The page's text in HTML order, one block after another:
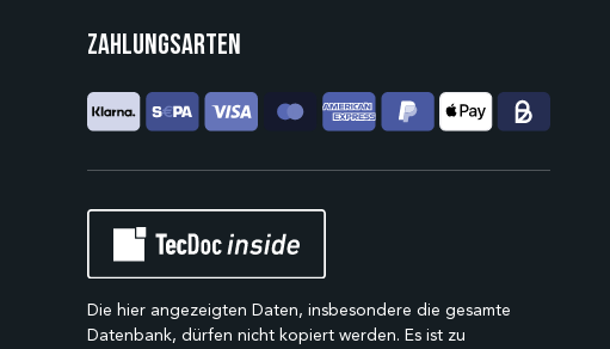
Zahlungsarten
Die hier angezeigten Daten, insbesondere die gesamte
Datenbank, dürfen nicht kopiert werden. Es ist zu